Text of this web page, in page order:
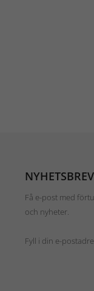
NYHETSBREV
Få e-post med
och nyheter.
Fyll i din e-